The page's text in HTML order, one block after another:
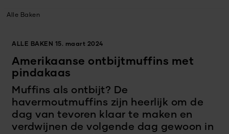
Alle Baken
ALLE BAKEN 15. maart 2024
Amerikaanse ontbijtmuffins met
pindakaas
Muffins als ontbijt? De
havermoutmuffins zijn heerlijk om de
dag van tevoren klaar te maken en
verdwijnen de volgende dag gewoon in